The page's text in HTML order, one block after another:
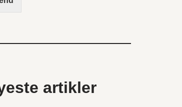
artikler